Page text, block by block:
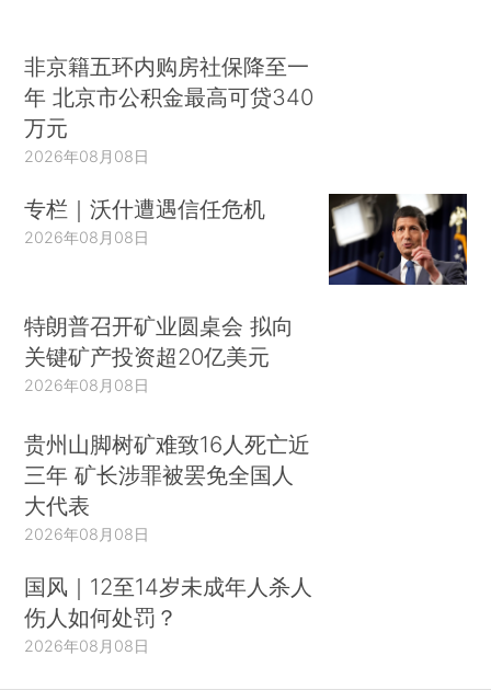
非京籍五环内购房社保降至一
年 北京市公积金最高可贷340
万元
2026年08月08日
专栏｜沃什遭遇信任危机
2026年08月08日
特朗普召开矿业圆桌会 拟向
关键矿产投资超20亿美元
2026年08月08日
贵州山脚树矿难致16人死亡近
三年 矿长涉罪被罢免全国人
大代表
2026年08月08日
国风｜12至14岁未成年人杀人
伤人如何处罚？
2026年08月08日